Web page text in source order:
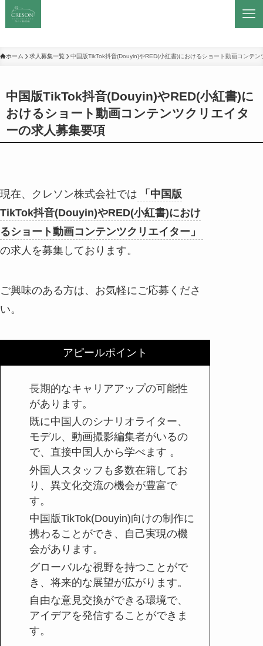
ホーム 求人募集一覧 中国版TikTok抖音(Douyin)やRED(小紅書)におけるショート動画コンテ
中国版TikTok抖音(Douyin)やRED(小紅書)に
おけるショート動画コンテンツクリエイタ
ーの求人募集要項
現在、クレソン株式会社では
「中国版
TikTok抖音(Douyin)やRED(小紅書)におけ
るショート動画コンテンツクリエイター」
の求人を募集しております。
ご興味のある方は、お気軽にご応募くださ
い。
アピールポイント
長期的なキャリアアップの可能性
があります。
既に中国人のシナリオライター、
モデル、動画撮影編集者がいるの
で、直接中国人から学べます 。
外国人スタッフも多数在籍してお
り、異文化交流の機会が豊富で
す。
中国版TikTok(Douyin)向けの制作に
携わることができ、自己実現の機
会があります。
グローバルな視野を持つことがで
き、将来的な展望が広がります。
自由な意見交換ができる環境で、
アイデアを発信することができま
す。